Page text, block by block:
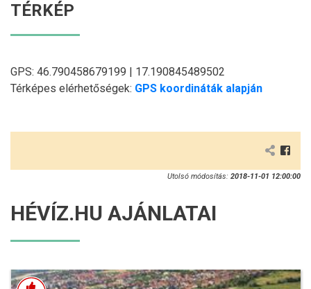
TÉRKÉP
GPS: 46.790458679199 | 17.190845489502
Térképes elérhetőségek: GPS koordináták alapján
Utolsó módosítás: 2018-11-01 12:00:00
HÉVÍZ.HU AJÁNLATAI